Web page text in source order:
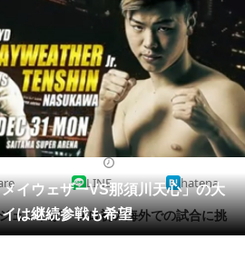
ニュース
クイズ
地域
教育・育児
リサーチ
イウェザーVS那須川天心」の大
は継続参戦も希望
LINE hatena
ェンドが、プロ初の海外での試合に挑